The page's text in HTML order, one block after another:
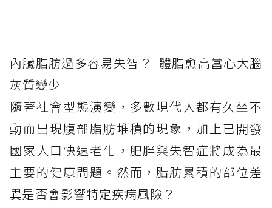
內臟脂肪過多容易失智？ 體脂愈高當心大腦
灰質變少
隨著社會型態演變，多數現代人都有久坐不
動而出現腹部脂肪堆積的現象，加上已開發
國家人口快速老化，肥胖與失智症將成為最
主要的健康問題。然而，脂肪累積的部位差
異是否會影響特定疾病風險？